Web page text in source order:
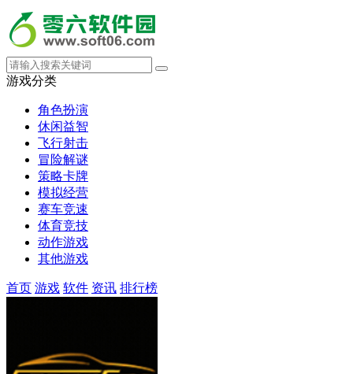
游戏分类
角色扮演
休闲益智
飞行射击
冒险解谜
策略卡牌
模拟经营
赛车竞速
体育竞技
动作游戏
其他游戏
首页 游戏 软件 资讯 排行榜